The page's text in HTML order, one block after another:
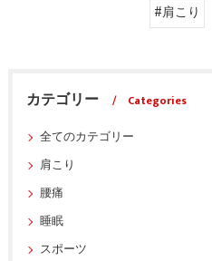
#肩こり
カテゴリー
Categories
全てのカテゴリー
肩こり
腰痛
睡眠
スポーツ